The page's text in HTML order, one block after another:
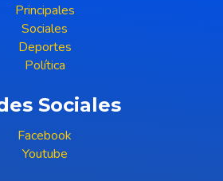
Principales
Sociales
Deportes
Política
Sociales
Facebook
Youtube